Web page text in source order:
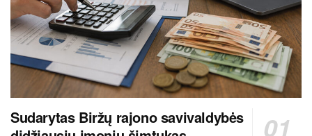
Sudarytas Biržų rajono savivaldybės